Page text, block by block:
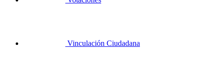
Vinculación Ciudadana